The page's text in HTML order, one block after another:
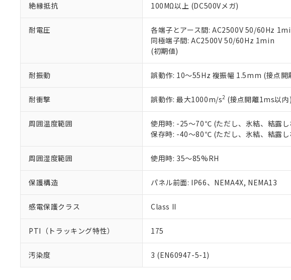
絶縁抵抗 100MΩ以上 (DC500Vメガ)
耐電圧
各端子とアース間: AC2500V 50/60Hz
同極端子間: AC2500V 50/60Hz 1min
(初期値)
耐振動 誤動作: 10～55Hz 複振幅 1.5mm (接点開
耐衝撃 誤動作: 最大1000m/s2 (接点開離1ms以内)
周囲温度範囲
使用時: -25～70℃ (ただし、氷結、結露し
保存時: -40～80℃ (ただし、氷結、結露し
周囲湿度範囲 使用時: 35～85%RH
保護構造 パネル前面: IP66、NEMA4X, NEMA13
感電保護クラス Class II
PTI（トラッキング特性） 175
汚染度 3 (EN60947-5-1)
さい。
※当社の共同利用者とは、"個人
いる法人を指します。
下記の非含有証明書をダウンロードす
EU RoHS指令（10物質）の非含有証明
51物質の非含有証明書（当社基準）
※本証明書は発行日時点で非含有を証
また、RoHS指令のフタル酸エステル
混在することから備考欄に対応日を記
り割愛しております。